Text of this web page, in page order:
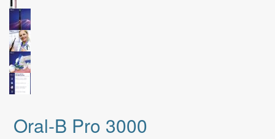
Honor 50
Appareil à fondue
Soin des mains et des pieds
Oral-B Pro 3000